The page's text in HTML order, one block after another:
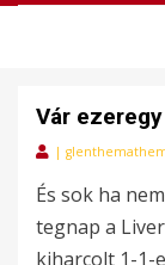
Vár
|
És sok ha
tegnap a
kiharcolt 1-1-